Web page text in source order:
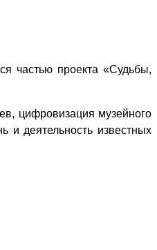
частью проекта «Судьбы,
цифровизация музейного
и деятельность известных